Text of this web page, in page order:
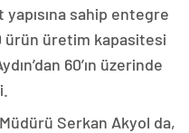
sahip entegre
ürün üretim kapasitesi
60’ın üzerinde
Serkan Akyol da,